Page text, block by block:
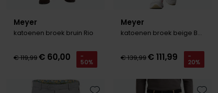
Meyer
katoenen broek bruin Rio
€ 119,99€ 60,00 -
50%
Meyer
katoenen broek beige Bonn
€ 139,99€ 111,99 -
20%